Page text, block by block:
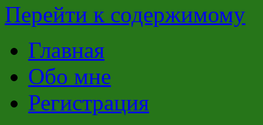
Перейти к содержимому
Главная
Обо мне
Регистрация